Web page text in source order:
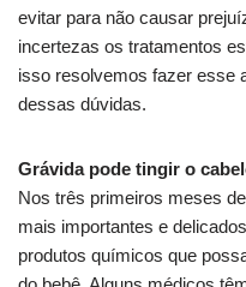
evitar para não causar
incertezas os tratamentos
isso resolvemos fazer esse
dessas dúvidas.
Grávida pode tingir o
Nos três primeiros meses
mais importantes e
produtos químicos que